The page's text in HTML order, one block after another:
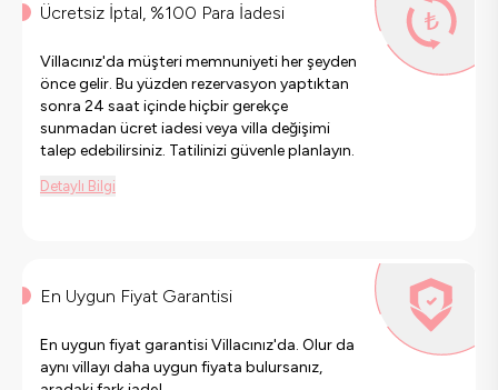
Ücretsiz İptal, %100 Para İadesi
Villacınız'da müşteri memnuniyeti her şeyden
önce gelir. Bu yüzden rezervasyon yaptıktan
sonra 24 saat içinde hiçbir gerekçe
sunmadan ücret iadesi veya villa değişimi
talep edebilirsiniz. Tatilinizi güvenle planlayın.
Detaylı Bilgi
En Uygun Fiyat Garantisi
En uygun fiyat garantisi Villacınız'da. Olur da
aynı villayı daha uygun fiyata bulursanız,